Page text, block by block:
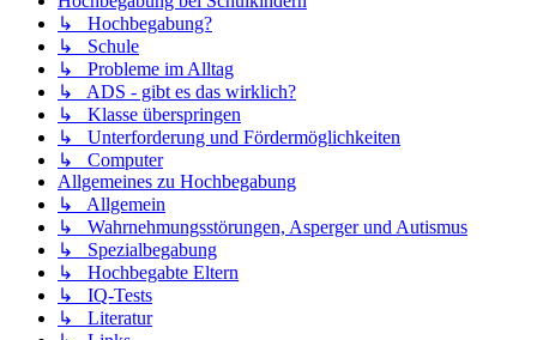
↳ Hochbegabung?
↳ Schule
↳ Probleme im Alltag
↳ ADS - gibt es das wirklich?
↳ Klasse überspringen
↳ Unterforderung und Fördermöglichkeiten
↳ Computer
Allgemeines zu Hochbegabung
↳ Allgemein
↳ Wahrnehmungsstörungen, Asperger und Autismus
↳ Spezialbegabung
↳ Hochbegabte Eltern
↳ IQ-Tests
↳ Literatur